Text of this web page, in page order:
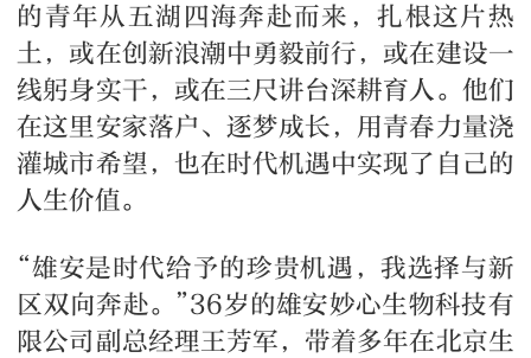
的青年从五湖四海奔赴而来，扎根这片热
土，或在创新浪潮中勇毅前行，或在建设一
线躬身实干，或在三尺讲台深耕育人。他们
在这里安家落户、逐梦成长，用青春力量浇
灌城市希望，也在时代机遇中实现了自己的
人生价值。
“雄安是时代给予的珍贵机遇，我选择与新
区双向奔赴。”36岁的雄安妙心生物科技有
限公司副总经理王芳军，带着多年在北京生